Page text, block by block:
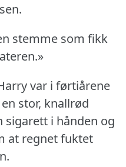
stemme som fikk
var i førtiårene
stor, knallrød
sigarett i hånden og
at regnet fuktet